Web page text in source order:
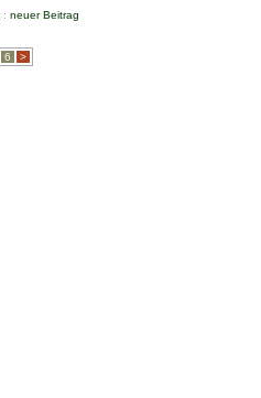
: neuer Beitrag
6 >